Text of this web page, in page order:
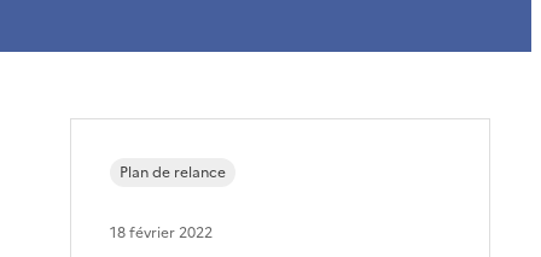
Plan de relance
18 février 2022